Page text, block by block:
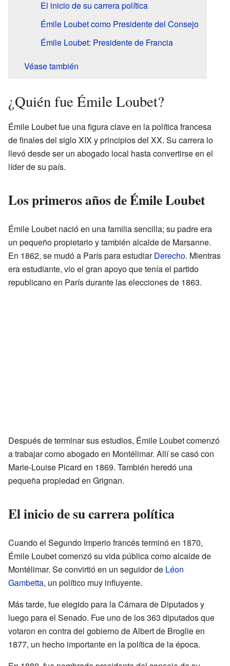
El inicio de su carrera política
Émile Loubet como Presidente del Consejo
Émile Loubet: Presidente de Francia
Véase también
¿Quién fue Émile Loubet?
Émile Loubet fue una figura clave en la política francesa
de finales del siglo XIX y principios del XX. Su carrera lo
llevó desde ser un abogado local hasta convertirse en el
líder de su país.
Los primeros años de Émile Loubet
Émile Loubet nació en una familia sencilla; su padre era
un pequeño propietario y también alcalde de Marsanne.
En 1862, se mudó a París para estudiarDerecho. Mientras
era estudiante, vio el gran apoyo que tenía el partido
republicano en París durante las elecciones de 1863.
Después de terminar sus estudios, Émile Loubet comenzó
a trabajar como abogado en Montélimar. Allí se casó con
Marie-Louise Picard en 1869. También heredó una
pequeña propiedad en Grignan.
El inicio de su carrera política
Cuando el Segundo Imperio francés terminó en 1870,
Émile Loubet comenzó su vida pública como alcalde de
Montélimar. Se convirtió en un seguidor de Léon
Gambetta, un político muy influyente.
Más tarde, fue elegido para la Cámara de Diputados y
luego para el Senado. Fue uno de los 363 diputados que
votaron en contra del gobierno de Albert de Broglie en
1877, un hecho importante en la política de la época.